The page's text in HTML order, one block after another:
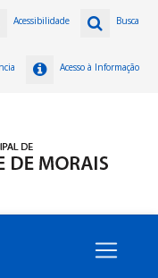
Busca
Acessibilidade
Acesso à Informação